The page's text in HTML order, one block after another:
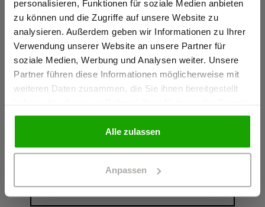
personalisieren, Funktionen für soziale Medien anbieten
zu können und die Zugriffe auf unsere Website zu
analysieren. Außerdem geben wir Informationen zu Ihrer
Verwendung unserer Website an unsere Partner für
soziale Medien, Werbung und Analysen weiter. Unsere
Partner führen diese Informationen möglicherweise mit
weiteren Daten zusammen, die Sie ihnen bereitgestellt
gesammelt haben.
Alle zulassen
Anpassen
Made for work Hoody Unisex
HOODY AUS BIO-BAUMWOLLE
83,94 €
Größe
Ich bestätige, dass ich Gewerbetreibender bin. Alle
Preise werden netto ausgewiesen.